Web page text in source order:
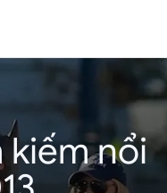
kiếm nổi